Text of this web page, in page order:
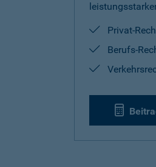
Privat-
Berufs-